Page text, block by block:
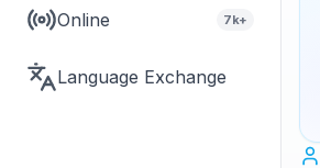
Online 7k+
Language Exchange